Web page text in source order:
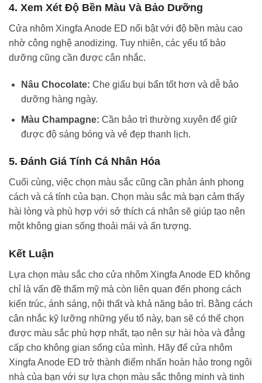
4. Xem Xét Độ Bền Màu Và Bảo Dưỡng
Cửa nhôm Xingfa Anode ED nổi bật với độ bền màu cao
nhờ công nghệ anodizing. Tuy nhiên, các yếu tố bảo
dưỡng cũng cần được cân nhắc.
Nâu Chocolate: Che giấu bụi bẩn tốt hơn và dễ bảo
dưỡng hàng ngày.
Màu Champagne: Cần bảo trì thường xuyên để giữ
được độ sáng bóng và vẻ đẹp thanh lịch.
5. Đánh Giá Tính Cá Nhân Hóa
Cuối cùng, việc chọn màu sắc cũng cần phản ánh phong
cách và cá tính của bạn. Chọn màu sắc mà bạn cảm thấy
hài lòng và phù hợp với sở thích cá nhân sẽ giúp tạo nên
một không gian sống thoải mái và ấn tượng.
Kết Luận
Lựa chọn màu sắc cho cửa nhôm Xingfa Anode ED không
chỉ là vấn đề thẩm mỹ mà còn liên quan đến phong cách
kiến trúc, ánh sáng, nội thất và khả năng bảo trì. Bằng cách
cân nhắc kỹ lưỡng những yếu tố này, bạn sẽ có thể chọn
được màu sắc phù hợp nhất, tạo nên sự hài hòa và đẳng
cấp cho không gian sống của mình. Hãy để cửa nhôm
Xingfa Anode ED trở thành điểm nhấn hoàn hảo trong ngôi
nhà của bạn với sự lựa chọn màu sắc thông minh và tinh